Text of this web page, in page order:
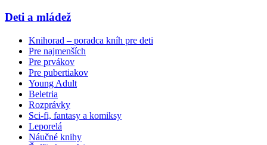
Deti a mládež
Knihorad – poradca kníh pre deti
Pre najmenších
Pre prvákov
Pre pubertiakov
Young Adult
Beletria
Rozprávky
Sci-fi, fantasy a komiksy
Leporelá
Náučné knihy